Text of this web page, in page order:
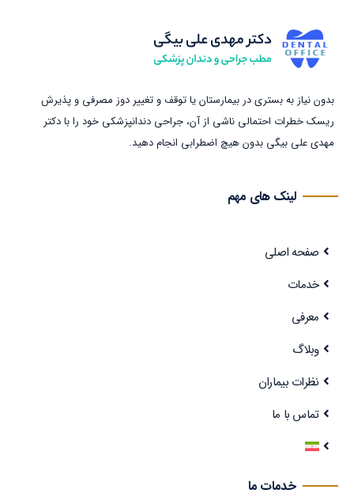
بدون نیاز به بستری در بیمارستان یا توقف و تغییر دوز مصرفی و پذیرش
ریسک خطرات احتمالی ناشی از آن، جراحی دندانپزشکی خود را با دکتر
مهدی علی بیگی بدون هیچ اضطرابی انجام دهید.
لینک های مهم
صفحه اصلی
خدمات
معرفی
وبلاگ
نظرات بیماران
تماس با ما
خدمات ما